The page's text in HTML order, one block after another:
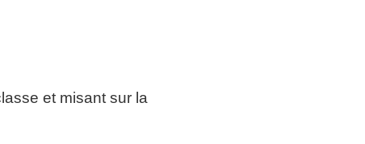
et misant sur la